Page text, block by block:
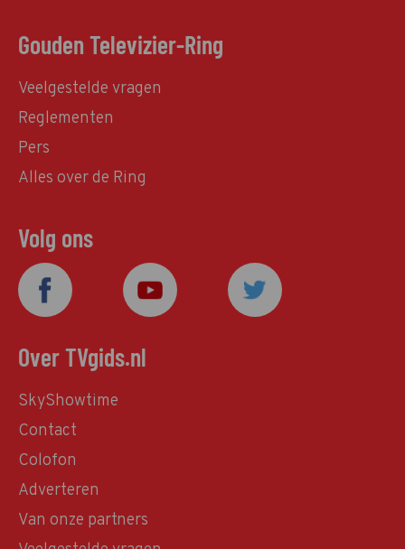
Gouden Televizier-Ring
Veelgestelde vragen
Reglementen
Pers
Alles over de Ring
Volg ons
Over TVgids.nl
SkyShowtime
Contact
Colofon
Adverteren
Van onze partners